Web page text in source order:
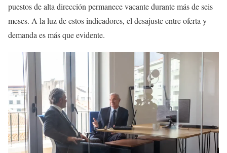
puestos de alta dirección permanece vacante durante más de seis
meses. A la luz de estos indicadores, el desajuste entre oferta y
demanda es más que evidente.